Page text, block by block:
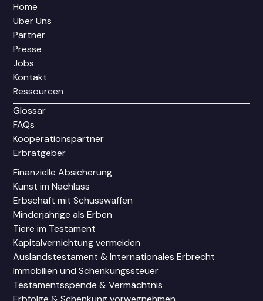
Home
Über Uns
Partner
Presse
Jobs
Kontakt
Ressourcen
Glossar
FAQs
Kooperationspartner
Erbratgeber
Finanzielle Absicherung
Kunst im Nachlass
Erbschaft mit Schusswaffen
Minderjährige als Erben
Tiere im Testament
Kapitalvernichtung vermeiden
Auslandstestament & Internationales Erbrecht
Immobilien und Schenkungssteuer
Testamentsspende & Vermächtnis